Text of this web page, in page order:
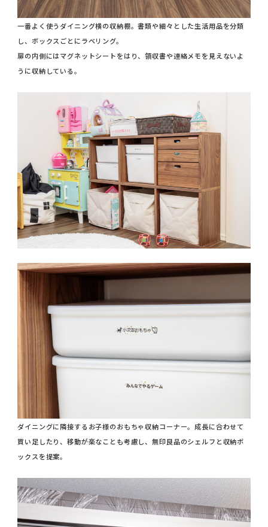
一番よく使うダイニング横の収納棚。書類や細々とした生活用品を分類
し、ボックスごとにラベリング。
扉の内側にはマグネットシートをはり、領収書や連絡メモを見えないよ
うに収納している。
ダイニングに隣接するお子様のおもちゃ収納コーナー。成長に合わせて
買い足したり、移動が楽なことも考慮し、無印良品のシェルフと収納ボ
ックスを提案。